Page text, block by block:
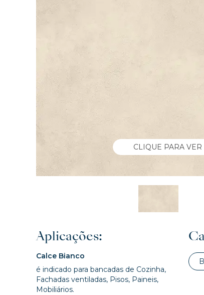
CLIQUE PARA
Aplicações:
Calce Bianco
é indicado para bancadas de Cozinha,
Fachadas ventiladas, Pisos, Paineis,
Mobiliários.